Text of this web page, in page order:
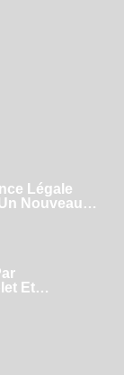
Légale
Nouveau
Et